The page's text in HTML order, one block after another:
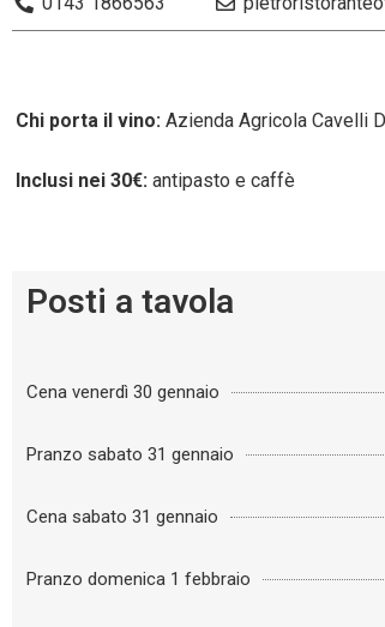
Chi porta il vino: Azienda Agricola Cavelli
Inclusi nei 30€: antipasto e caffè
Posti a tavola
Cena venerdì 30 gennaio
Pranzo sabato 31 gennaio
Cena sabato 31 gennaio
Pranzo domenica 1 febbraio